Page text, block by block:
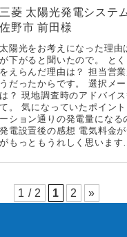
三菱 太陽光発電システ
佐野市 前田様
太陽光をお考えになった理由
が下がると聞いたので。 と
をえらんだ理由は？ 担当営
うだったからです。 選択メ
は？ 現地調査時のアドバイ
て。 気になっていたポイン
ーション通りの発電量になる
発電設置後の感想 電気料金
がもっともうれしく思いま
1 / 2 1 2 »